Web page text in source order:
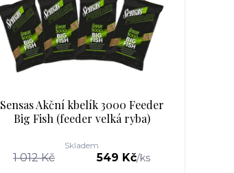
Sensas Akční kbelík 3000 Feeder
Big Fish (feeder velká ryba)
1 012 Kč 549 Kč/ks
Skladem